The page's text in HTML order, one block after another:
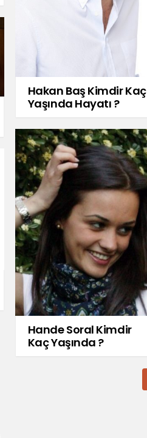
Hakan Baş Kimdir Kaç
Yaşında Hayatı ?
Hande Soral Kimdir
Kaç Yaşında ?